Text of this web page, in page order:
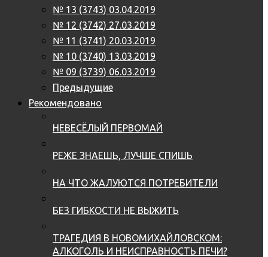
№ 13 (3743) 03.04.2019
№ 12 (3742) 27.03.2019
№ 11 (3741) 20.03.2019
№ 10 (3740) 13.03.2019
№ 09 (3739) 06.03.2019
Предыдущие
Рекомендовано
НЕВЕСЁЛЫЙ ПЕРВОМАЙ
РЕЖЕ ЗНАЕШЬ, ЛУЧШЕ СПИШЬ
НА ЧТО ЖАЛУЮТСЯ ПОТРЕБИТЕЛИ
БЕЗ ГИБКОСТИ НЕ ВЫЖИТЬ
ТРАГЕДИЯ В НОВОМИХАЙЛОВСКОМ:
АЛКОГОЛЬ И НЕИСПРАВНОСТЬ ПЕЧИ?